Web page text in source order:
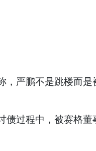
严鹏不是跳楼而是
过程中，被赛格董